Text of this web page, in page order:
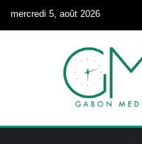
mercredi 5, août 2026